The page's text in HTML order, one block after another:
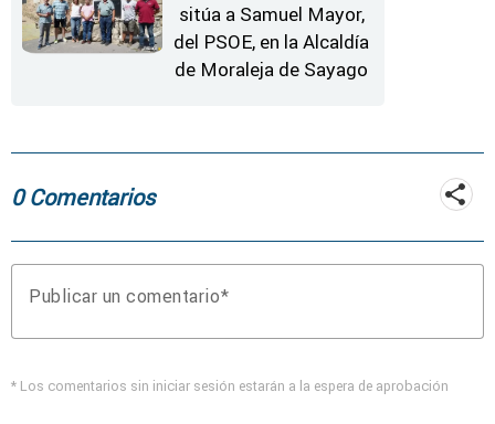
sitúa a Samuel Mayor,
del PSOE, en la Alcaldía
de Moraleja de Sayago
0 Comentarios
Publicar un comentario
* Los comentarios sin iniciar sesión estarán a la espera de aprobación